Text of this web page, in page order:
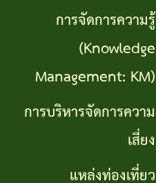
การ
ดำเนิน
การ
เพื่อ
การจัดการความรู้
(Knowledge
Management: KM)
การบริหารจัดการความ
เสี่ยง
แหล่งท่องเที่ยว